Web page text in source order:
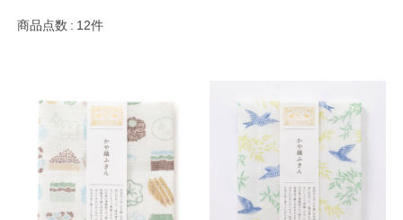
商品点数 12件